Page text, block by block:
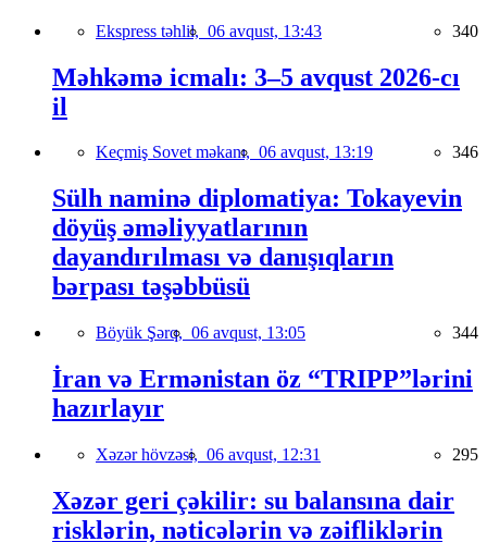
Ekspress təhlil, 06 avqust, 13:43 340
Məhkəmə icmalı: 3–5 avqust 2026-cı
il
Keçmiş Sovet məkanı, 06 avqust, 13:19 346
Sülh naminə diplomatiya: Tokayevin
döyüş əməliyyatlarının
dayandırılması və danışıqların
bərpası təşəbbüsü
Böyük Şərq, 06 avqust, 13:05 344
İran və Ermənistan öz “TRIPP”lərini
hazırlayır
Xəzər hövzəsi, 06 avqust, 12:31 295
Xəzər geri çəkilir: su balansına dair
risklərin, nəticələrin və zəifliklərin